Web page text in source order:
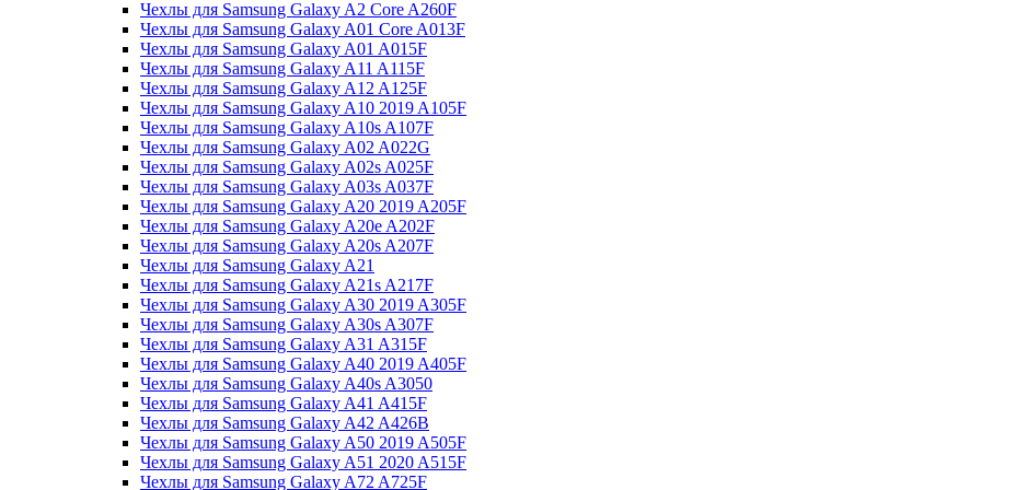
Чехлы для Samsung Galaxy A2 Core A260F
Чехлы для Samsung Galaxy A01 Core A013F
Чехлы для Samsung Galaxy A01 A015F
Чехлы для Samsung Galaxy A11 A115F
Чехлы для Samsung Galaxy A12 A125F
Чехлы для Samsung Galaxy A10 2019 A105F
Чехлы для Samsung Galaxy A10s A107F
Чехлы для Samsung Galaxy A02 A022G
Чехлы для Samsung Galaxy A02s A025F
Чехлы для Samsung Galaxy A03s A037F
Чехлы для Samsung Galaxy A20 2019 A205F
Чехлы для Samsung Galaxy A20e A202F
Чехлы для Samsung Galaxy A20s A207F
Чехлы для Samsung Galaxy A21
Чехлы для Samsung Galaxy A21s A217F
Чехлы для Samsung Galaxy A30 2019 A305F
Чехлы для Samsung Galaxy A30s A307F
Чехлы для Samsung Galaxy A31 A315F
Чехлы для Samsung Galaxy A40 2019 A405F
Чехлы для Samsung Galaxy A40s A3050
Чехлы для Samsung Galaxy A41 A415F
Чехлы для Samsung Galaxy A42 A426B
Чехлы для Samsung Galaxy A50 2019 A505F
Чехлы для Samsung Galaxy A51 2020 A515F
Чехлы для Samsung Galaxy A72 A725F